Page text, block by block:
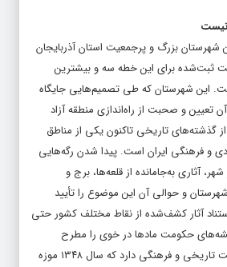
شهرستان بزرگ و پرجمعیت استان آذربایجان
ثبت‌شده برای این خطه سه و بیشترین
این شهرستان که طی تصمیم‌هایی جایگاه
تعیین و صحبت از راه‌اندازی منطقه آزاد
تاریخی تاکنون یکی از مناطق
و فرهنگی ایران است. پیدا شدن رگه‌هایی
آثاری به‌جامانده از قلعه‌ها، برج و
و حوالی آن این موضوع را تأیید
آثار کشف‌شده از نقاط مختلف کشور حتی
حکومت مادها در خوی را مطرح
کرده‌اند. خوی چنان اصالت تاریخی و فرهنگی دارد که سال ۱۳۴۸ موزه